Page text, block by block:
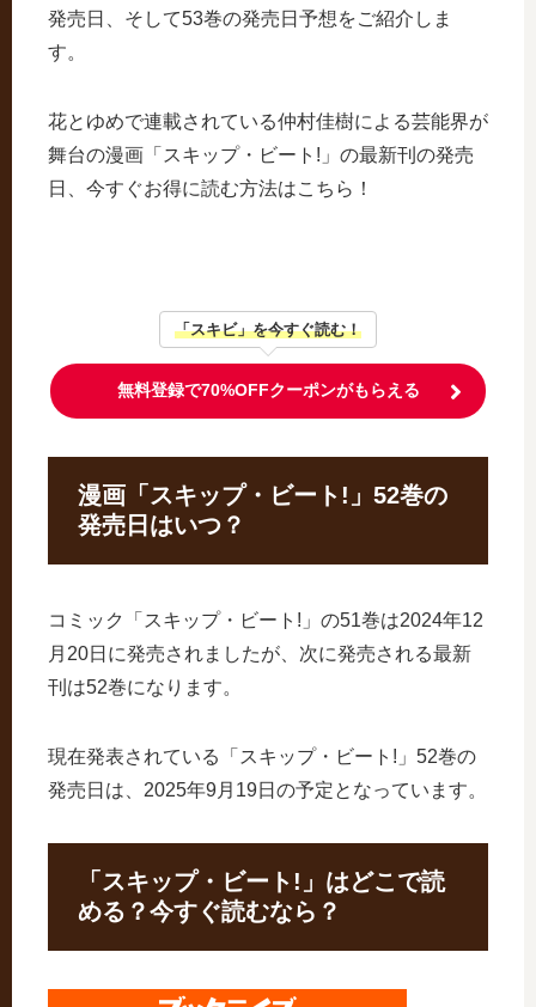
発売日、そして53巻の発売日予想をご紹介しま
す。
花とゆめで連載されている仲村佳樹による芸能界が
舞台の漫画「スキップ・ビート!」の最新刊の発売
日、今すぐお得に読む方法はこちら！
「スキビ」を今すぐ読む！
無料登録で70%OFFクーポンがもらえる
漫画「スキップ・ビート!」52巻の
発売日はいつ？
コミック「スキップ・ビート!」の51巻は2024年12
月20日に発売されましたが、次に発売される最新
刊は52巻になります。
現在発表されている「スキップ・ビート!」52巻の
発売日は、2025年9月19日の予定となっています。
「スキップ・ビート!」はどこで読
める？今すぐ読むなら？